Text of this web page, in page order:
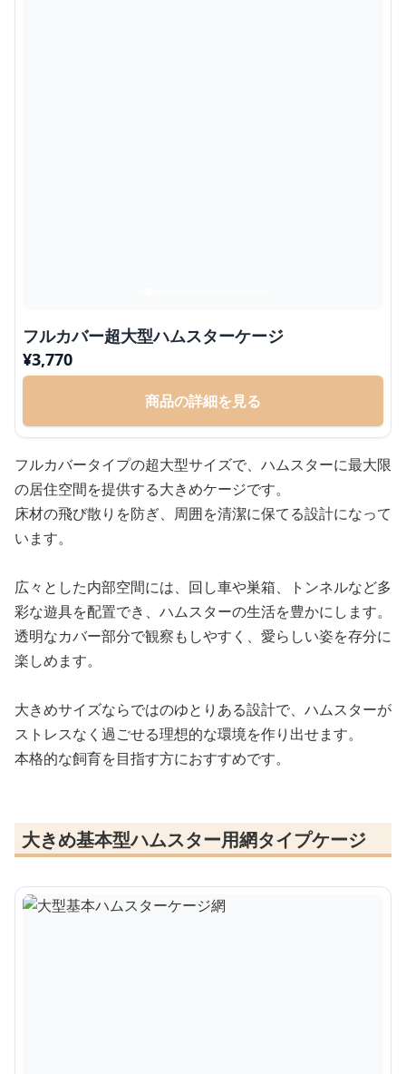
フルカバー超大型ハムスターケージ
¥3,770
商品の詳細を見る
フルカバータイプの超大型サイズで、ハムスターに最大限
の居住空間を提供する大きめケージです。
床材の飛び散りを防ぎ、周囲を清潔に保てる設計になって
います。
広々とした内部空間には、回し車や巣箱、トンネルなど多
彩な遊具を配置でき、ハムスターの生活を豊かにします。
透明なカバー部分で観察もしやすく、愛らしい姿を存分に
楽しめます。
大きめサイズならではのゆとりある設計で、ハムスターが
ストレスなく過ごせる理想的な環境を作り出せます。
本格的な飼育を目指す方におすすめです。
大きめ基本型ハムスター用網タイプケージ